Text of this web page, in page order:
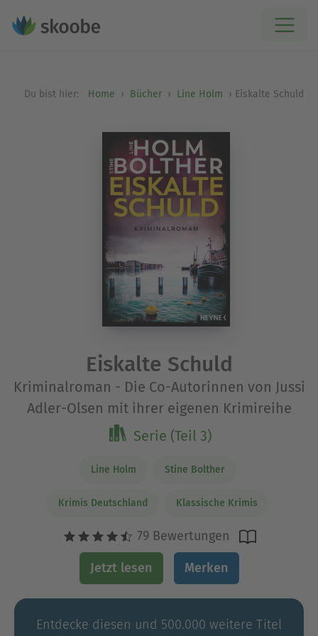
Du bist hier: Home Bücher Line Holm Eiskalte Schuld
Eiskalte Schuld
Kriminalroman - Die Co-Autorinnen von Jussi
Adler-Olsen mit ihrer eigenen Krimireihe
Serie (Teil 3)
Line Holm Stine Bolther
Krimis Deutschland Klassische Krimis
79 Bewertungen
Jetzt lesen Merken
Entdecke diesen und 500.000 weitere Titel